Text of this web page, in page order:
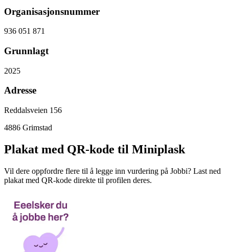
Organisasjonsnummer
936 051 871
Grunnlagt
2025
Adresse
Reddalsveien 156
4886 Grimstad
Plakat med QR-kode til Miniplask
Vil dere oppfordre flere til å legge inn vurdering på Jobbi? Last ned
plakat med QR-kode direkte til profilen deres.